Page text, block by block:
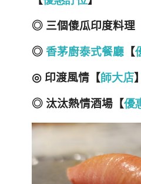
◎ 三個傻瓜印度料理
◎ 香茅廚泰式餐廳 【
◎ 印渡風情【師大店
◎ 汰汰熱情酒場【優